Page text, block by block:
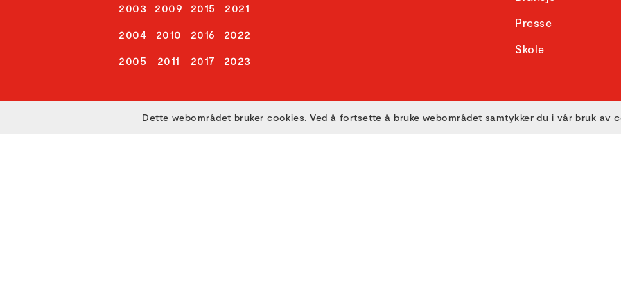
2003
2004
2005
2009
2010
2011
2015
2016
2017
2021
2022
2023
Presse
Skole
Dette webområdet bruker cookies. Ved å fortsette å bruke webområdet samtykker du i vår bruk av